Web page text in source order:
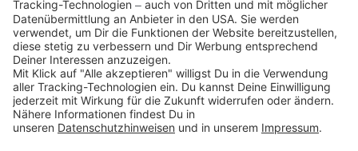
Folge uns auf
* Versandkostenfrei ab 9,00 € Bestellwert innerhalb
Deutschlands
** Lieferzeit 1-3 Werktage innerhalb Deutschlands